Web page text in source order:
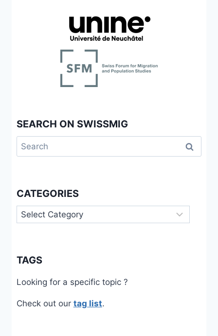
SEARCH ON SWISSMIG
Search
for:
CATEGORIES
Categories
TAGS
Looking for a specific topic ?
Check out our tag list.